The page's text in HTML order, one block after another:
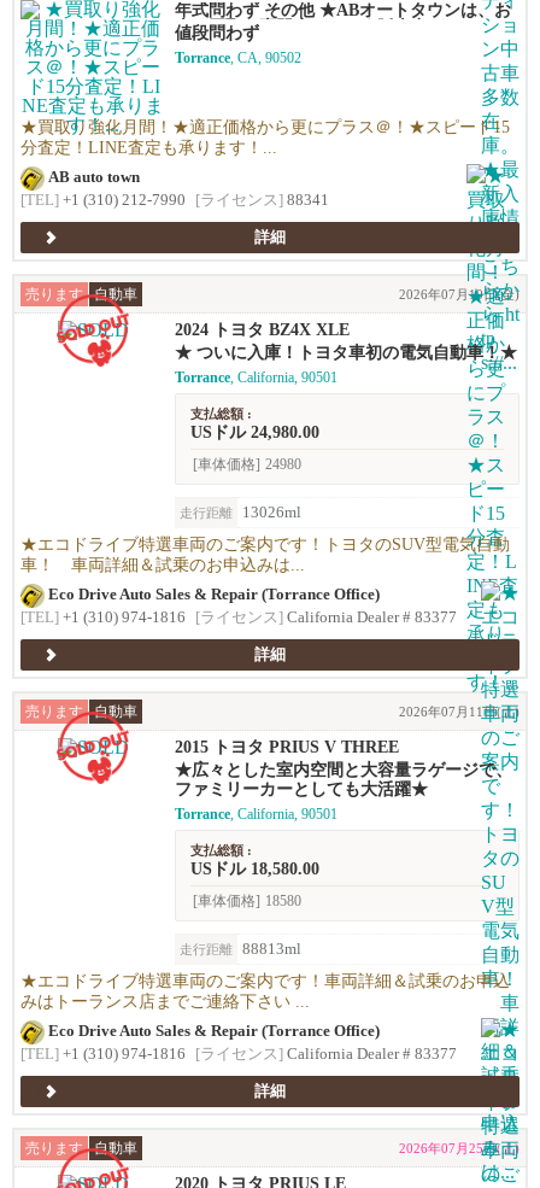
年式問わず その他 ★ABオートタウンは、お
車の買取り専門店です！★販売力があるから
高く買える！シンプルで高い！独自の相場で
高価買い取りします！★優しい査定で’納得の
価格！高価買い取りします！★年末ご売却予
定の無料査定を実施中！年末の売却予定の方
も早期査定は更にお得！★日本車、アメ車、
欧州車なんでも買います！
値段問わず
Torrance, CA, 90502
★買取り強化月間！★適正価格から更にプラス＠！★スピード15
分査定！LINE査定も承ります！...
AB auto town
[TEL] +1 (310) 212-7990 [ライセンス] 88341
詳細
売ります 自動車 2026年07月10日(金)
2024 トヨタ BZ4X XLE
★ ついに入庫！トヨタ車初の電気自動車！★
Torrance, California, 90501
支払総額 :
USドル 24,980.00
[車体価格] 24980
走行距離 13026ml
★エコドライブ特選車両のご案内です！トヨタのSUV型電気自動
車！ 車両詳細＆試乗のお申込みは...
Eco Drive Auto Sales & Repair (Torrance Office)
[TEL] +1 (310) 974-1816 [ライセンス] California Dealer # 83377
詳細
売ります 自動車 2026年07月11日(土)
2015 トヨタ PRIUS V THREE
★広々とした室内空間と大容量ラゲージで、
ファミリーカーとしても大活躍★
Torrance, California, 90501
支払総額 :
USドル 18,580.00
[車体価格] 18580
走行距離 88813ml
★エコドライブ特選車両のご案内です！車両詳細＆試乗のお申込
みはトーランス店までご連絡下さい ...
Eco Drive Auto Sales & Repair (Torrance Office)
[TEL] +1 (310) 974-1816 [ライセンス] California Dealer # 83377
詳細
売ります 自動車 2026年07月25日(土)
2020 トヨタ PRIUS LE